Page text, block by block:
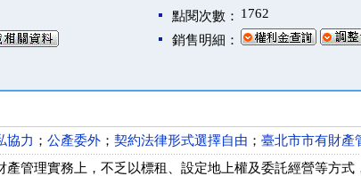
點閱次數： 1762
銷售明細：
協力 ； 公產委外 ； 契約法律形式選擇自由 ； 臺北市市有財產
產管理實務上，不乏以標租、設定地上權及委託經營等方式